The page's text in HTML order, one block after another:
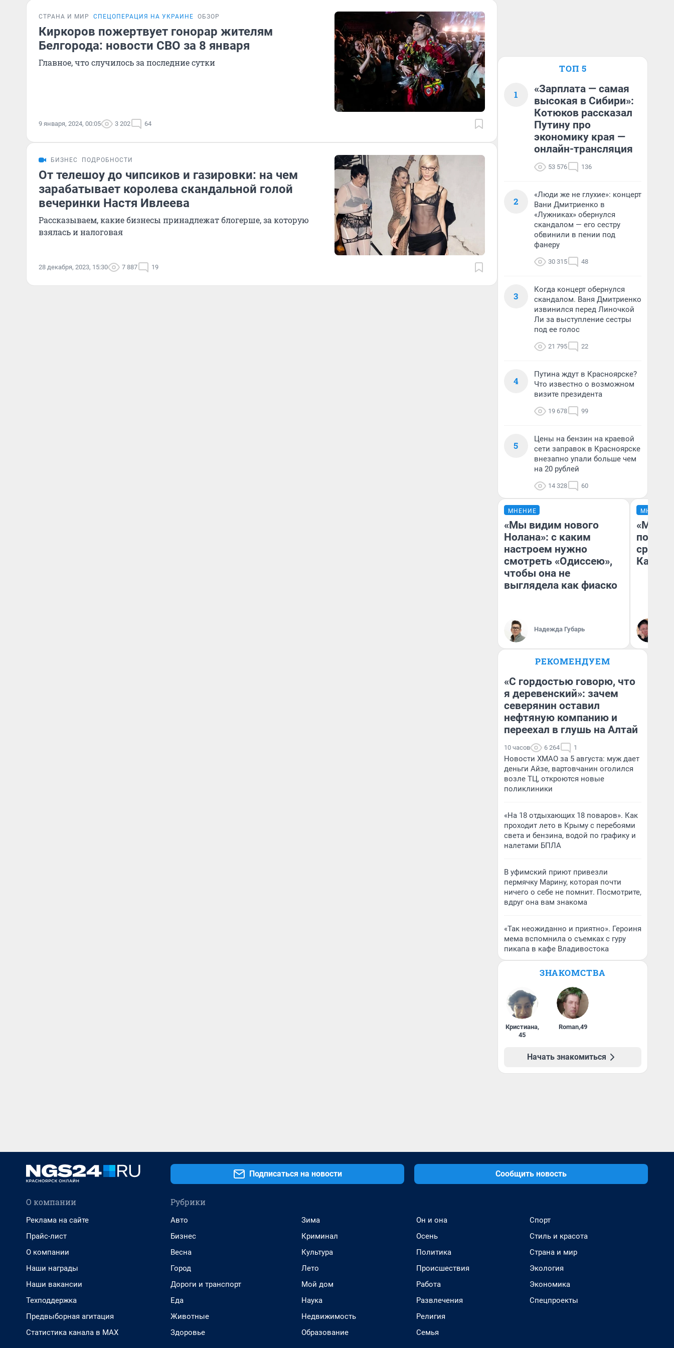
СТРАНА И МИР СПЕЦОПЕРАЦИЯ НА УКРАИНЕ ОБЗОР
Киркоров пожертвует гонорар жителям
Белгорода: новости СВО за 8 января
Главное, что случилось за последние сутки
9 января, 2024, 00:05 3 202 64
БИЗНЕС ПОДРОБНОСТИ
От телешоу до чипсиков и газировки: на чем
зарабатывает королева скандальной голой
вечеринки Настя Ивлеева
Рассказываем, какие бизнесы принадлежат блогерше, за которую
взялась и налоговая
28 декабря, 2023, 15:30 7 887 19
ТОП 5
1
«Зарплата — самая
высокая в Сибири»:
Котюков рассказал
Путину про
экономику края —
онлайн-трансляция
53 576 136
2
«Люди же не глухие»: концерт
Вани Дмитриенко в
«Лужниках» обернулся
скандалом — его сестру
обвинили в пении под
фанеру
30 315 48
3
Когда концерт обернулся
скандалом. Ваня Дмитриенко
извинился перед Линочкой
Ли за выступление сестры
под ее голос
21 795 22
4
Путина ждут в Красноярске?
Что известно о возможном
визите президента
19 678 99
5
Цены на бензин на краевой
сети заправок в Красноярске
внезапно упали больше чем
на 20 рублей
14 328 60
МНЕНИЕ
«Мы видим нового
Нолана»: с каким
настроем нужно
смотреть «Одиссею»,
чтобы она не
выглядела как фиаско
Надежда Губарь
МНЕНИЕ
РЕКОМЕНДУЕМ
«С гордостью говорю, что
я деревенский»: зачем
северянин оставил
нефтяную компанию и
переехал в глушь на Алтай
10 часов 6 264 1
Новости ХМАО за 5 августа: муж дает
деньги Айзе, вартовчанин оголился
возле ТЦ, откроются новые
поликлиники
«На 18 отдыхающих 18 поваров». Как
проходит лето в Крыму с перебоями
света и бензина, водой по графику и
налетами БПЛА
В уфимский приют привезли
пермячку Марину, которая почти
ничего о себе не помнит. Посмотрите,
вдруг она вам знакома
«Так неожиданно и приятно». Героиня
мема вспомнила о съемках с гуру
пикапа в кафе Владивостока
ЗНАКОМСТВА
Кристиана,
45
Roman,49
Начать знакомиться
Подписаться на новости Сообщить новость
О компании
Реклама на сайте
Прайс-лист
О компании
Наши награды
Наши вакансии
Техподдержка
Предвыборная агитация
Статистика канала в MAX
Рубрики
Авто
Бизнес
Весна
Город
Дороги и транспорт
Еда
Животные
Здоровье
Зима
Криминал
Культура
Лето
Мой дом
Наука
Недвижимость
Образование
Он и она
Осень
Политика
Происшествия
Работа
Развлечения
Религия
Семья
Спорт
Стиль и красота
Страна и мир
Экология
Экономика
Спецпроекты